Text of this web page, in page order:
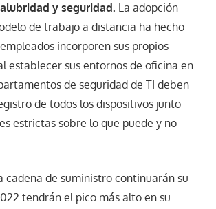
y seguridad. La adopción
de trabajo a distancia ha hecho
incorporen sus propios
establecer sus entornos de oficina en
de seguridad de TI deben
de todos los dispositivos junto
estrictas sobre lo que puede y no
cadena de suministro continuarán su
tendrán el pico más alto en su